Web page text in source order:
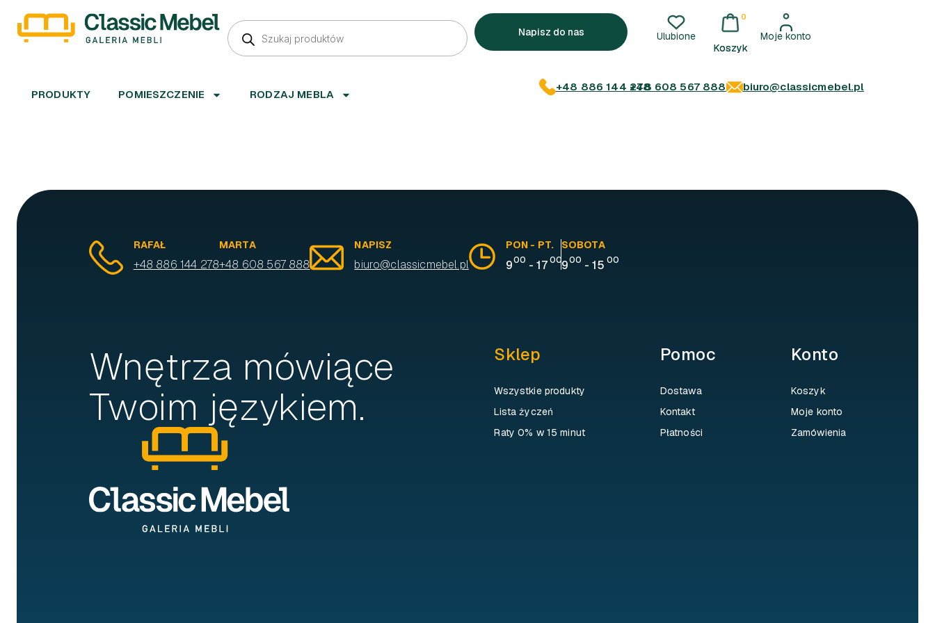
Napisz do nas Ulubione
0
Moje konto
PRODUKTY POMIESZCZENIE RODZAJ MEBLA
+48 886 144 278+48 608 567 888 biuro@classicmebel.pl
RAFAŁ
+48 886 144 278
MARTA
+48 608 567 888
NAPISZ
biuro@classicmebel.pl
PON - PT.
900 - 1700
SOBOTA
900 - 15 00
Wnętrza mówiące
Twoim językiem.
Sklep
Wszystkie produkty
Lista życzeń
Raty 0% w 15 minut
Pomoc
Dostawa
Kontakt
Płatności
Konto
Koszyk
Moje konto
Zamówienia